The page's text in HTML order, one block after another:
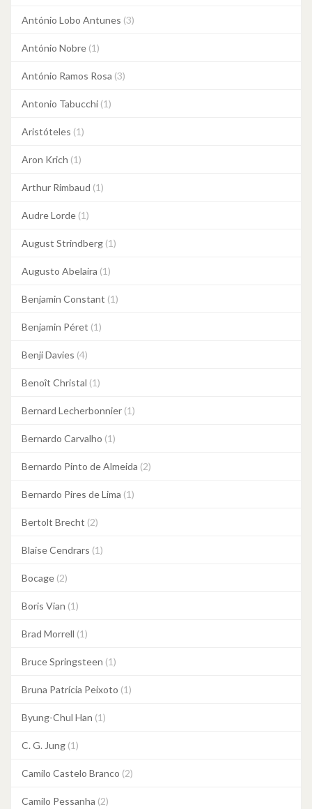
António Lobo Antunes (3)
António Nobre (1)
António Ramos Rosa (3)
Antonio Tabucchi (1)
Aristóteles (1)
Aron Krich (1)
Arthur Rimbaud (1)
Audre Lorde (1)
August Strindberg (1)
Augusto Abelaira (1)
Benjamin Constant (1)
Benjamin Péret (1)
Benji Davies (4)
Benoît Christal (1)
Bernard Lecherbonnier (1)
Bernardo Carvalho (1)
Bernardo Pinto de Almeida (2)
Bernardo Pires de Lima (1)
Bertolt Brecht (2)
Blaise Cendrars (1)
Bocage (2)
Boris Vian (1)
Brad Morrell (1)
Bruce Springsteen (1)
Bruna Patrícia Peixoto (1)
Byung-Chul Han (1)
C. G. Jung (1)
Camilo Castelo Branco (2)
Camilo Pessanha (2)